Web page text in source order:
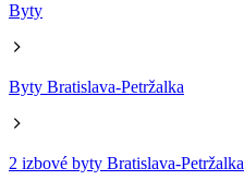
Byty
Byty Bratislava-Petržalka
2 izbové byty Bratislava-Petržalka